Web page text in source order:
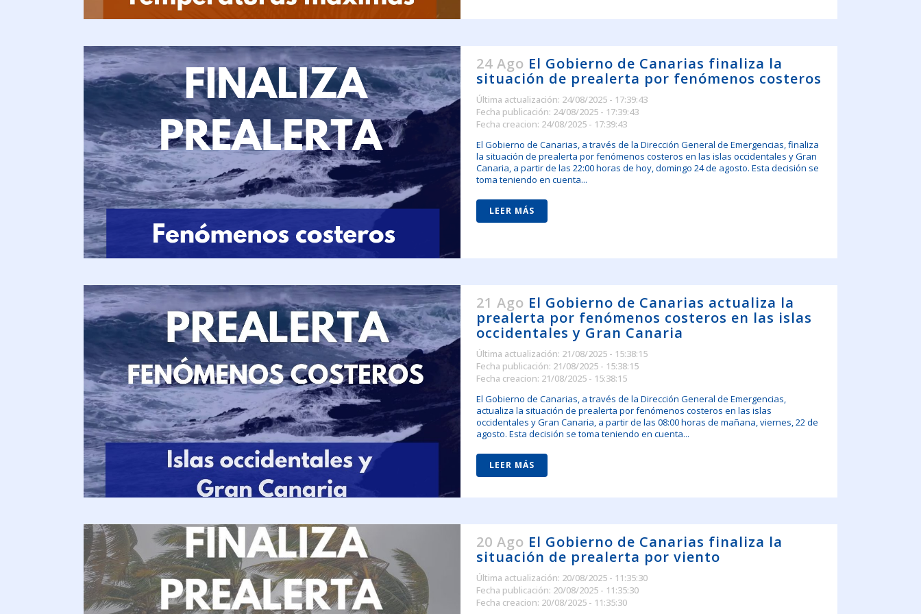
24 Ago El Gobierno de Canarias finaliza la
situación de prealerta por fenómenos costeros
Última actualización: 24/08/2025 - 17:39:43
Fecha publicación: 24/08/2025 - 17:39:43
Fecha creacion: 24/08/2025 - 17:39:43
El Gobierno de Canarias, a través de la Dirección General de Emergencias, finaliza
la situación de prealerta por fenómenos costeros en las islas occidentales y Gran
Canaria, a partir de las 22:00 horas de hoy, domingo 24 de agosto. Esta decisión se
toma teniendo en cuenta...
LEER MÁS
21 Ago El Gobierno de Canarias actualiza la
prealerta por fenómenos costeros en las islas
occidentales y Gran Canaria
Última actualización: 21/08/2025 - 15:38:15
Fecha publicación: 21/08/2025 - 15:38:15
Fecha creacion: 21/08/2025 - 15:38:15
El Gobierno de Canarias, a través de la Dirección General de Emergencias,
actualiza la situación de prealerta por fenómenos costeros en las islas
occidentales y Gran Canaria, a partir de las 08:00 horas de mañana, viernes, 22 de
agosto. Esta decisión se toma teniendo en cuenta...
LEER MÁS
20 Ago El Gobierno de Canarias finaliza la
situación de prealerta por viento
Última actualización: 20/08/2025 - 11:35:30
Fecha publicación: 20/08/2025 - 11:35:30
Fecha creacion: 20/08/2025 - 11:35:30